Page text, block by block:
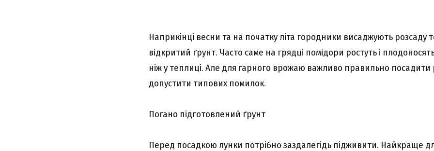
Наприкінці весни та на початку літа городники висаджують розсаду
відкритий ґрунт. Часто саме на грядці помідори ростуть і
ніж у теплиці. Але для гарного врожаю важливо правильно посадити
допустити типових помилок.
Погано підготовлений ґрунт
Перед посадкою лунки потрібно заздалегідь підживити. Найкраще